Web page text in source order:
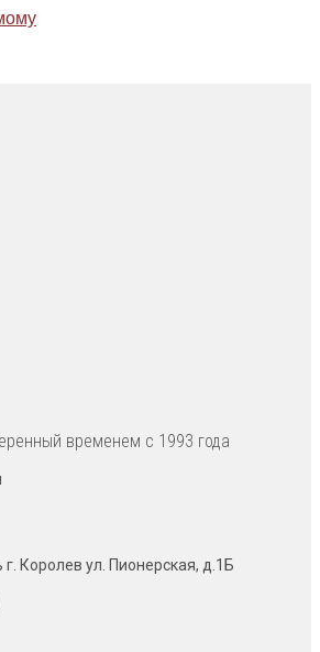
временем с 1993 года
Королев ул. Пионерская, д.1Б